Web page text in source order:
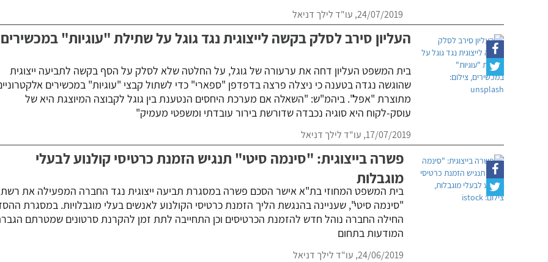
24/07/2019, עו"ד לילך דניאל
העליון סירב לסלק בקשה לייצוגית נגד גוגל על שתילת "עוגיות" במכשירים
בית המשפט העליון דחה את ערעורה של גוגל, על החלטה שלא לסלק על הסף בקשה לתביעה ייצוגית
שהוגשה נגדה בטענה כי ניצלה פרצה בדפדפן "ספארי" כדי לשתול קבצי "עוגיות" במכשירים
מתוצרת "אפל". ביהמ"ש: "השאלה אם מערכת היחסים הנטענת בין גוגל לקבוצה המיוצגת היא של
עוסק-לקוח היא סוגיה נכבדה שדורשת בירור עובדתי ומשפטי מעמיק"
17/07/2019, עו"ד לילך דניאל
פשרה בייצוגית: "סינמה סיטי" תנגיש הזמנת כרטיסי קולנוע לבעלי
מוגבלות
בית המשפט המחוזי בת"א אישר הסכם פשרה במסגרת תביעה ייצוגית נגד החברה המפעילה את רשת
"סינמה סיטי", שעניינה בהנגשת הליך הזמנת כרטיסי הקולנוע לאנשים בעלי מוגבלויות. במסגרת
החילה החברה נוהל חדש להזמנת הכרטיסים וכן התחייבה לתת זמן להקרנת סרטונים שמטרתם
המודעות בתחום
24/06/2019, עו"ד לילך דניאל